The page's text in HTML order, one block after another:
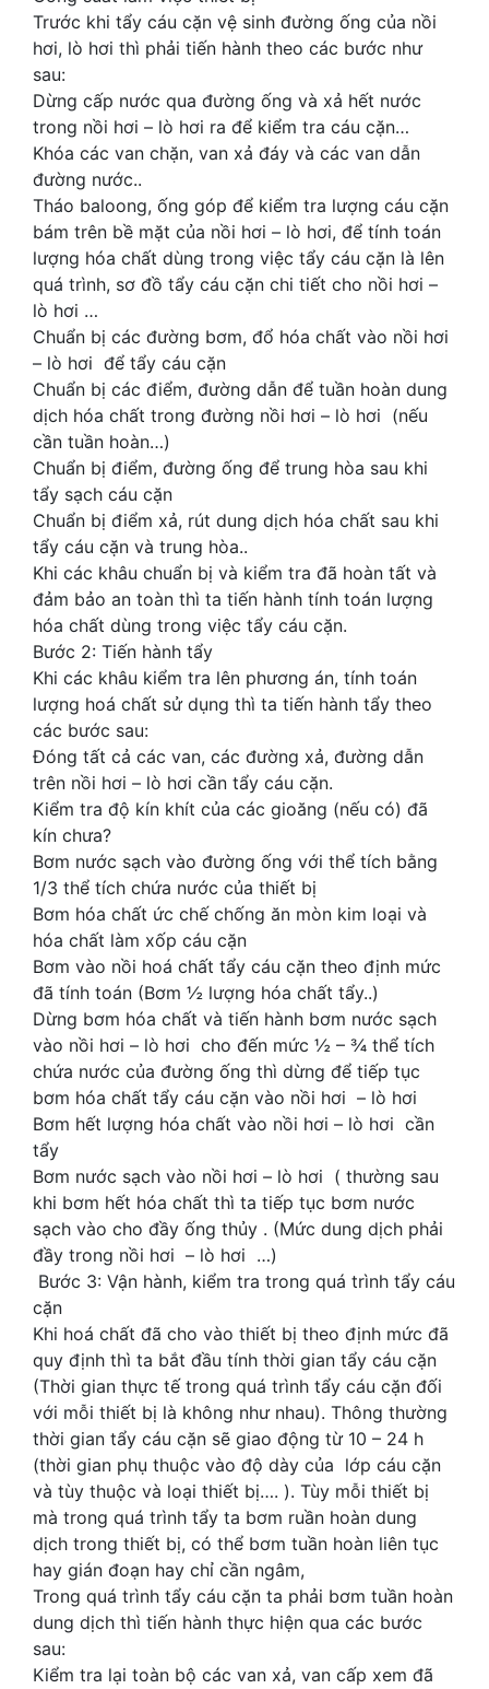
Trước khi tẩy cáu cặn vệ sinh đường ống của nồi
hơi, lò hơi thì phải tiến hành theo các bước như
sau:
Dừng cấp nước qua đường ống và xả hết nước
trong nồi hơi – lò hơi ra để kiểm tra cáu cặn…
Khóa các van chặn, van xả đáy và các van dẫn
đường nước..
Tháo baloong, ống góp để kiểm tra lượng cáu cặn
bám trên bề mặt của nồi hơi – lò hơi, để tính toán
lượng hóa chất dùng trong việc tẩy cáu cặn là lên
quá trình, sơ đồ tẩy cáu cặn chi tiết cho nồi hơi –
lò hơi …
Chuẩn bị các đường bơm, đổ hóa chất vào nồi hơi
– lò hơi để tẩy cáu cặn
Chuẩn bị các điểm, đường dẫn để tuần hoàn dung
dịch hóa chất trong đường nồi hơi – lò hơi (nếu
cần tuần hoàn…)
Chuẩn bị điểm, đường ống để trung hòa sau khi
tẩy sạch cáu cặn
Chuẩn bị điểm xả, rút dung dịch hóa chất sau khi
tẩy cáu cặn và trung hòa..
Khi các khâu chuẩn bị và kiểm tra đã hoàn tất và
đảm bảo an toàn thì ta tiến hành tính toán lượng
hóa chất dùng trong việc tẩy cáu cặn.
Bước 2: Tiến hành tẩy
Khi các khâu kiểm tra lên phương án, tính toán
lượng hoá chất sử dụng thì ta tiến hành tẩy theo
các bước sau:
Đóng tất cả các van, các đường xả, đường dẫn
trên nồi hơi – lò hơi cần tẩy cáu cặn.
Kiểm tra độ kín khít của các gioăng (nếu có) đã
kín chưa?
Bơm nước sạch vào đường ống với thể tích bằng
1/3 thể tích chứa nước của thiết bị
Bơm hóa chất ức chế chống ăn mòn kim loại và
hóa chất làm xốp cáu cặn
Bơm vào nồi hoá chất tẩy cáu cặn theo định mức
đã tính toán (Bơm ½ lượng hóa chất tẩy..)
Dừng bơm hóa chất và tiến hành bơm nước sạch
vào nồi hơi – lò hơi cho đến mức ½ – ¾ thể tích
chứa nước của đường ống thì dừng để tiếp tục
bơm hóa chất tẩy cáu cặn vào nồi hơi – lò hơi
Bơm hết lượng hóa chất vào nồi hơi – lò hơi cần
tẩy
Bơm nước sạch vào nồi hơi – lò hơi ( thường sau
khi bơm hết hóa chất thì ta tiếp tục bơm nước
sạch vào cho đầy ống thủy . (Mức dung dịch phải
đầy trong nồi hơi – lò hơi …)
Bước 3: Vận hành, kiểm tra trong quá trình tẩy cáu
cặn
Khi hoá chất đã cho vào thiết bị theo định mức đã
quy định thì ta bắt đầu tính thời gian tẩy cáu cặn
(Thời gian thực tế trong quá trình tẩy cáu cặn đối
với mỗi thiết bị là không như nhau). Thông thường
thời gian tẩy cáu cặn sẽ giao động từ 10 – 24 h
(thời gian phụ thuộc vào độ dày của lớp cáu cặn
và tùy thuộc và loại thiết bị…. ). Tùy mỗi thiết bị
mà trong quá trình tẩy ta bơm ruần hoàn dung
dịch trong thiết bị, có thể bơm tuần hoàn liên tục
hay gián đoạn hay chỉ cần ngâm,
Trong quá trình tẩy cáu cặn ta phải bơm tuần hoàn
dung dịch thì tiến hành thực hiện qua các bước
sau:
Kiểm tra lại toàn bộ các van xả, van cấp xem đã